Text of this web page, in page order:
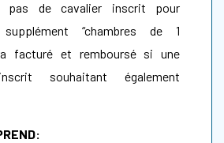
pas de cavalier inscrit pour
“chambres de 1
facturé et remboursé si une
souhaitant également